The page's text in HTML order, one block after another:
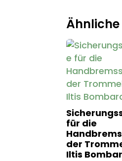
für die
der
Iltis